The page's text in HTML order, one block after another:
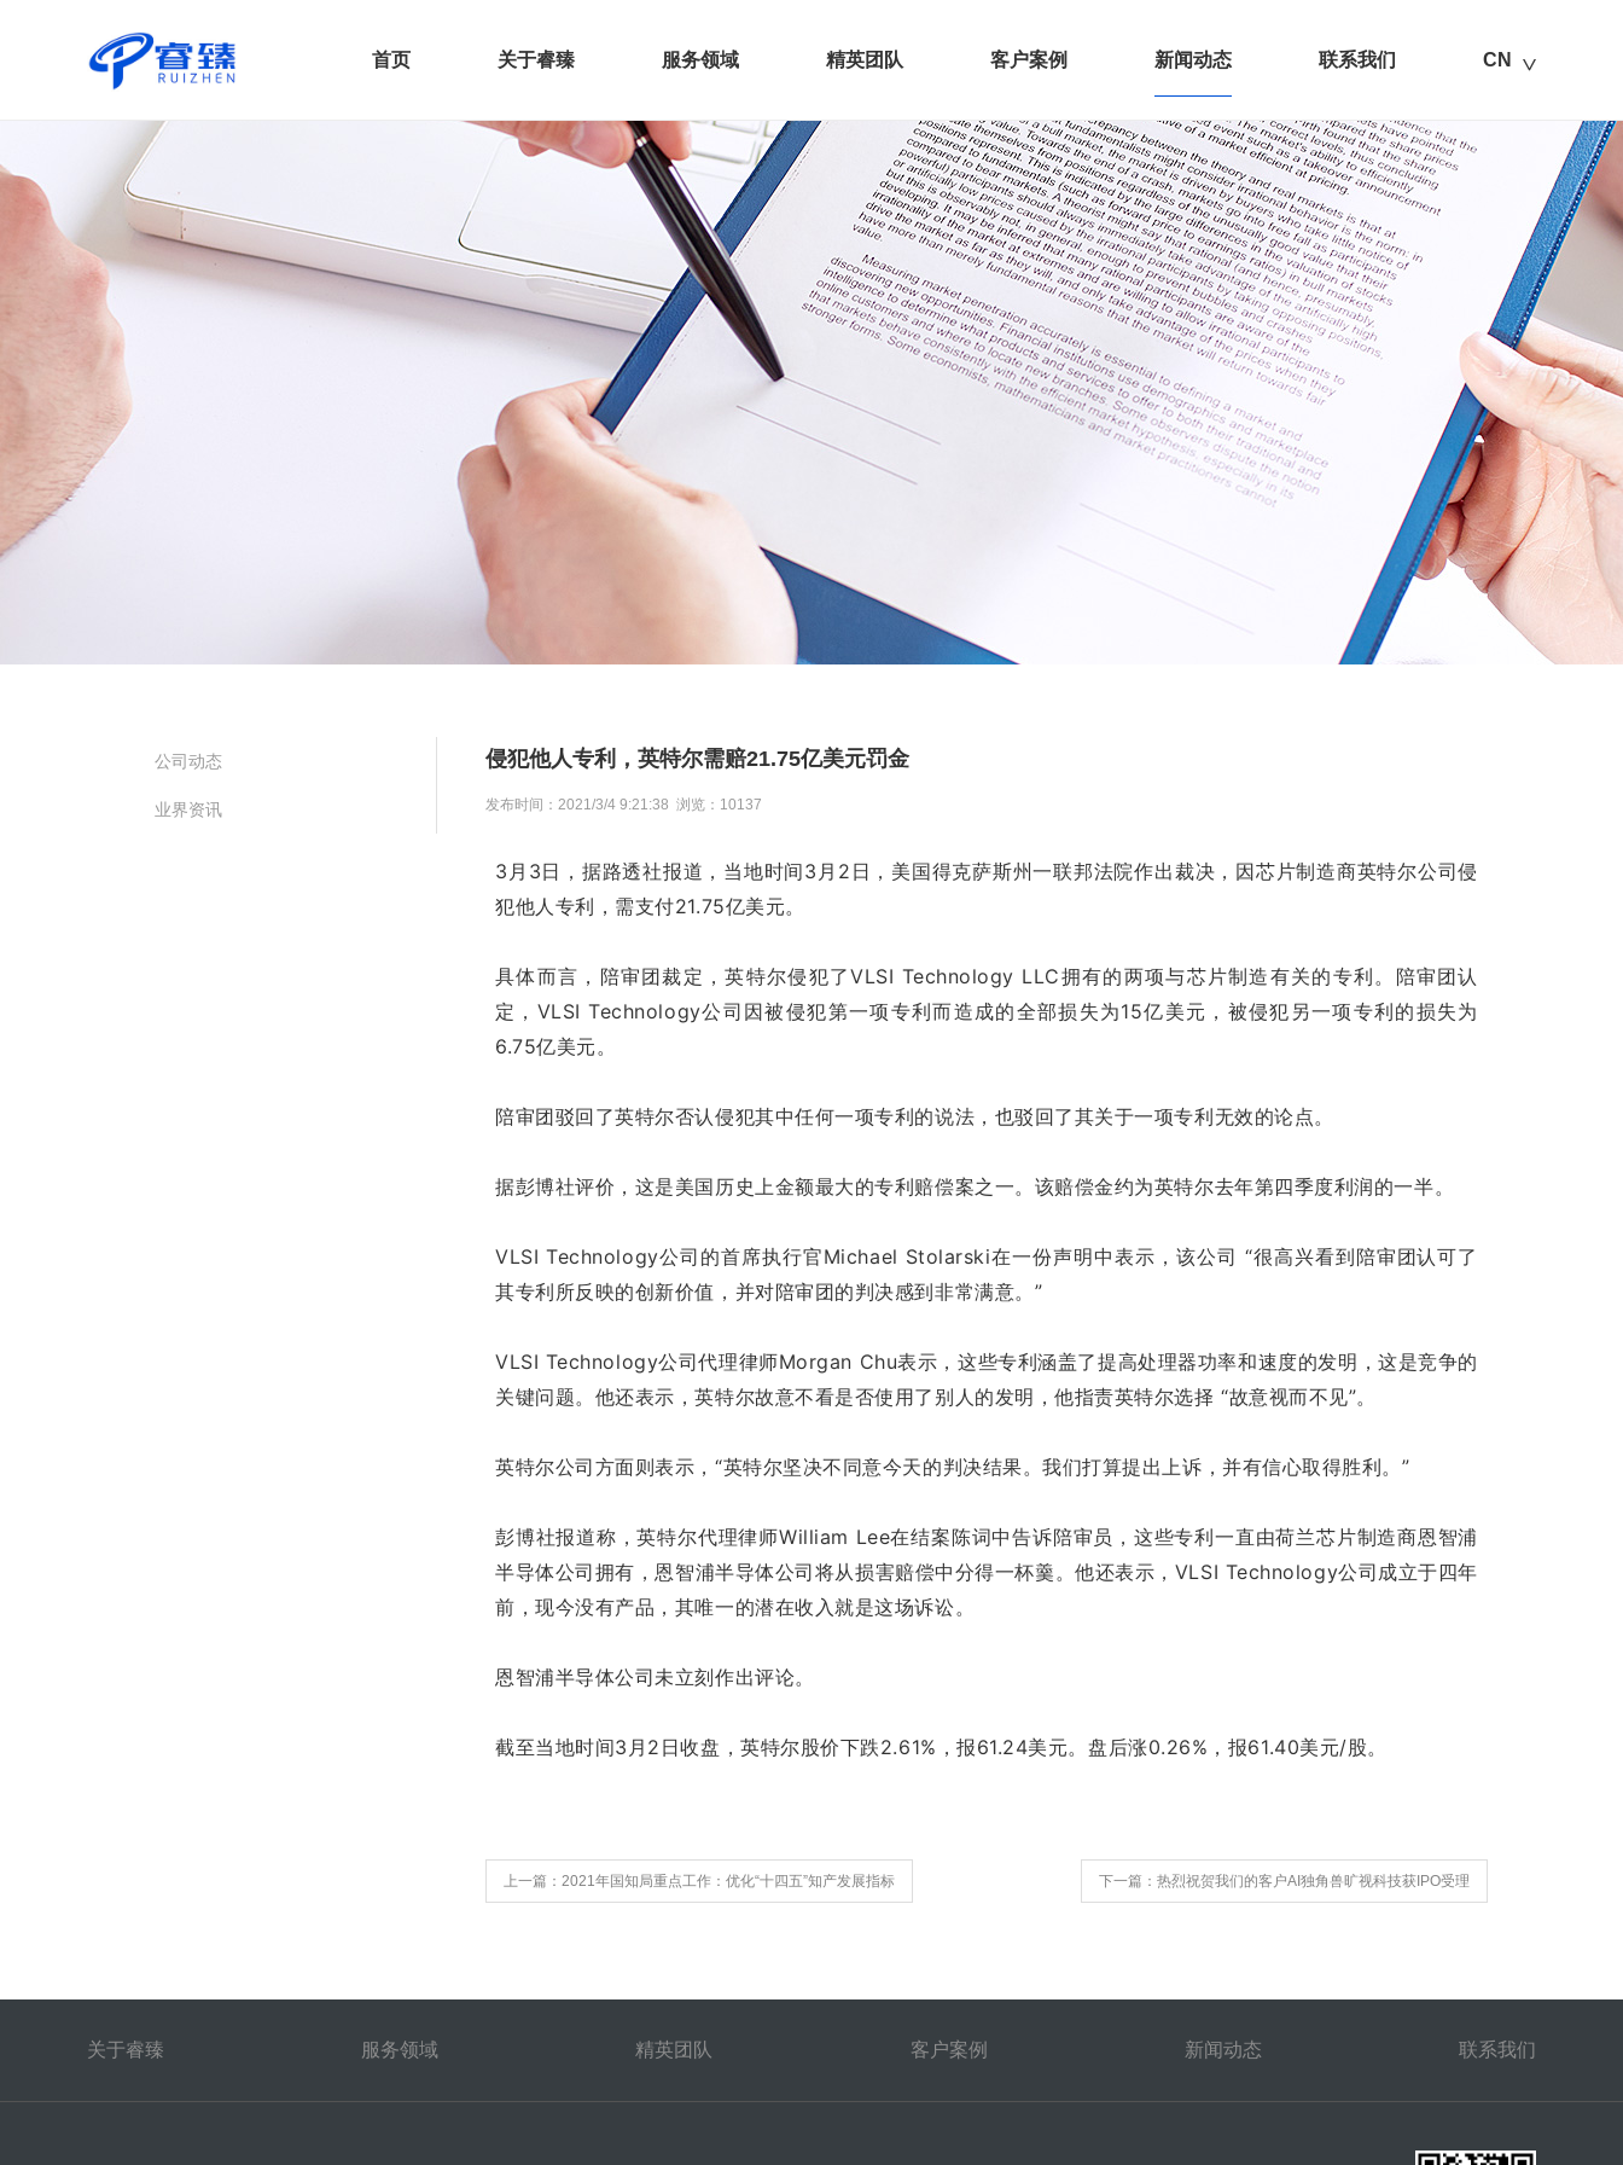
首页 关于睿臻 服务领域 精英团队 客户案例 新闻动态 联系我们 CN
公司动态
业界资讯
侵犯他人专利，英特尔需赔21.75亿美元罚金
发布时间：2021/3/4 9:21:38 浏览：10137
3月3日，据路透社报道，当地时间3月2日，美国得克萨斯州一联邦法院作出裁决，因芯片制造商英特尔公司侵
犯他人专利，需支付21.75亿美元。
具体而言，陪审团裁定，英特尔侵犯了VLSI Technology LLC拥有的两项与芯片制造有关的专利。陪审团认
定，VLSI Technology公司因被侵犯第一项专利而造成的全部损失为15亿美元，被侵犯另一项专利的损失为
6.75亿美元。
陪审团驳回了英特尔否认侵犯其中任何一项专利的说法，也驳回了其关于一项专利无效的论点。
据彭博社评价，这是美国历史上金额最大的专利赔偿案之一。该赔偿金约为英特尔去年第四季度利润的一半。
VLSI Technology公司的首席执行官Michael Stolarski在一份声明中表示，该公司 “很高兴看到陪审团认可了
其专利所反映的创新价值，并对陪审团的判决感到非常满意。”
VLSI Technology公司代理律师Morgan Chu表示，这些专利涵盖了提高处理器功率和速度的发明，这是竞争的
关键问题。他还表示，英特尔故意不看是否使用了别人的发明，他指责英特尔选择 “故意视而不见”。
英特尔公司方面则表示，“英特尔坚决不同意今天的判决结果。我们打算提出上诉，并有信心取得胜利。”
彭博社报道称，英特尔代理律师William Lee在结案陈词中告诉陪审员，这些专利一直由荷兰芯片制造商恩智浦
半导体公司拥有，恩智浦半导体公司将从损害赔偿中分得一杯羹。他还表示，VLSI Technology公司成立于四年
前，现今没有产品，其唯一的潜在收入就是这场诉讼。
恩智浦半导体公司未立刻作出评论。
截至当地时间3月2日收盘，英特尔股价下跌2.61%，报61.24美元。盘后涨0.26%，报61.40美元/股。
上一篇：2021年国知局重点工作：优化“十四五”知产发展指标 下一篇：热烈祝贺我们的客户AI独角兽旷视科技获IPO受理
关于睿臻 服务领域 精英团队 客户案例 新闻动态 联系我们